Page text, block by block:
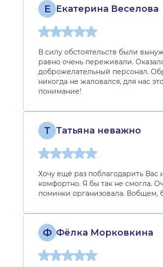
Е Екатерина Веселова
В силу обстоятельств были
равно очень переживали.
доброжелательный персонал.
никогда не жаловался, для нас
понимание!
Т Татьяна неважно
Хочу ещё раз поблагодарить
комфортно. Я бы так не смогла.
поминки организовала. Вобщем,
Ф Фёлка Морковкина